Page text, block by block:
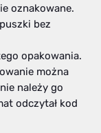
oznakowane.
bez
opakowania.
można
należy go
odczytał kod